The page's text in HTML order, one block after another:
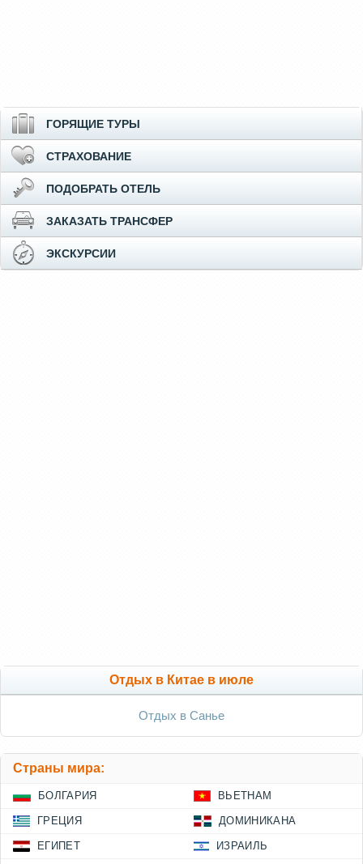
ГОРЯЩИЕ ТУРЫ
СТРАХОВАНИЕ
ПОДОБРАТЬ ОТЕЛЬ
ЗАКАЗАТЬ ТРАНСФЕР
ЭКСКУРСИИ
Отдых в Китае в июле
Отдых в Санье
Страны мира:
БОЛГАРИЯ ВЬЕТНАМ
ГРЕЦИЯ ДОМИНИКАНА
ЕГИПЕТ ИЗРАИЛЬ